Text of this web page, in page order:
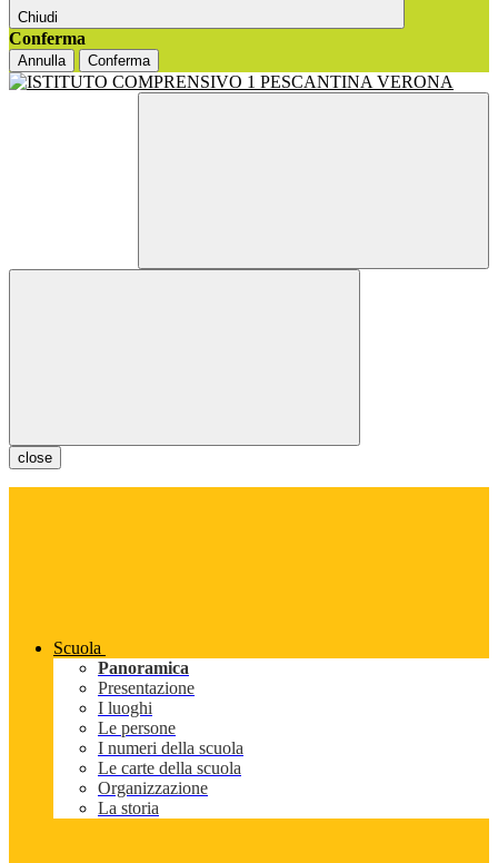
Chiudi
Conferma
Annulla Conferma
close
Scuola
Panoramica
Presentazione
I luoghi
Le persone
I numeri della scuola
Le carte della scuola
Organizzazione
La storia